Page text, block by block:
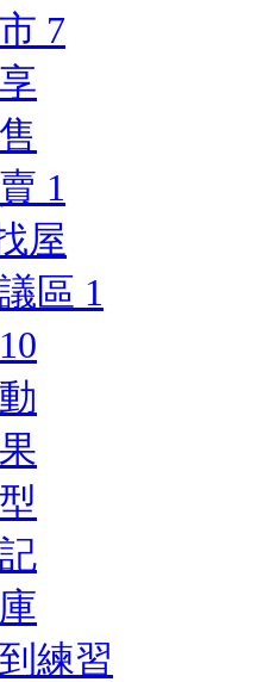
7
1
屋
區 1
10
練習